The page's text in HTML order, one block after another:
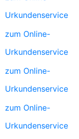
Urkundenservice
zum Online-
Urkundenservice
zum Online-
Urkundenservice
zum Online-
Urkundenservice